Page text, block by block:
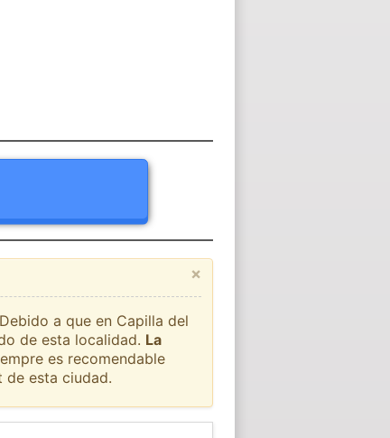
×
a que en Capilla del
de esta localidad. La
es recomendable
de esta ciudad.